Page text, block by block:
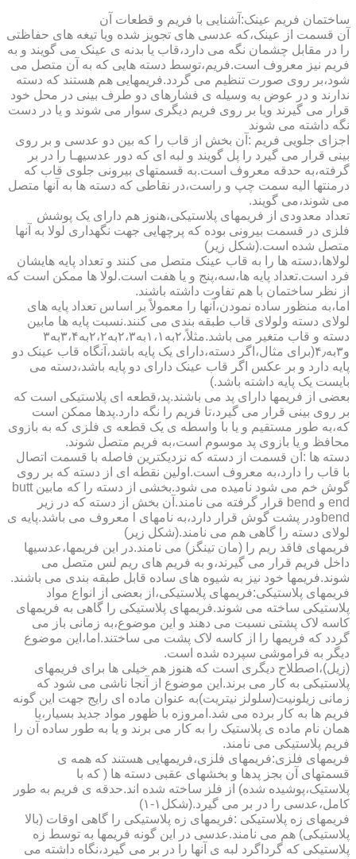
ساختمان فریم عینک:آشنایی با فریم و قطعات آن
آن قسمت از عینک،که عدسی های تجویز شده ویا تیغه های حفاظتی
را در مقابل چشمان نگه می دارد،قاب یا بدنه ی عینک می گویند و به
فریم نیز معروف است.فریم،توسط دسته هایی که به آن متصل می
شود،بر روی صورت تنظیم می گردد.فریمهایی هم هستند که دسته
ندارند و در عوض به وسیله ی فشارهای دو طرف بینی در محل خود
قرار می گیرند ویا بر روی فریم دیگری سوار می شوند و یا در دست
نگه داشته می شوند
اجزای جلویی فریم :آن بخش از قاب را که بین دو عدسی و بر روی
بینی قرار می گیرد را پل گویند و لبه ای که دور عدسیهـا را در بر
گرفته،به حدقه معروف است.به قسمتهای بیرونی جلوی قاب که
درمنتها الیه سمت چپ و راست،در نقاطی که دسته ها به آنها متصل
می شوند،می گویند.
تعداد معدودی از فریمهای پلاستیکی،هنوز هم دارای یک پوشش
فلزی در قسمت بیرونی بوده که پرچهایی جهت نگهداری لولا به آنها
متصل شده است.(شکل زیر)
لولاها،دسته ها را به قاب عینک متصل می کنند و تعداد پایه هایشان
فرد است.تعداد پایه ها،سه،پنج و یا هفت است.لولا ها ممکن است که
از نظر ساختمان با هم تفاوت داشته باشند.
اما،به منظور ساده نمودن،آنها را معمولاً بر اساس تعداد پایه های
لولای دسته ولولای قاب طبقه بندی می کنند.نسبت پایه ها مابین
دسته و قاب متغیر می باشد.مثلاً،۲به۱،۱به۲،۳به۲،۲به۳،۴به۳
و۳به۴٫(برای مثال،اگر دسته،دارای یک پایه باشد،آنگاه قاب عینک دو
پایه دارد و بر عکس اگر قاب عینک دارای دو پایه باشد،دسته می
بایست یک پایه داشته باشد.)
بعضی از فریمها دارای پد می باشند.پد،قطعه ای پلاستیکی است که
بر روی بینی قرار می گیرد،تا فریم را نگه دارد.پدها ممکن است
که،به طور مستقیم و یا با واسطه ی یک قطعه ی فلزی که به بازوی
محافظ و یا بازوی پد موسوم است،به فریم متصل شوند.
دسته ها :آن قسمت از دسته که نزدیکترین فاصله با قسمت اتصال
با قاب را دارد،به معروف است.اولین نقطه ای از دسته که بر روی
گوش خم می شود نامیده می شود.بخشی از دسته را که مابین butt
end و bend قرار گرفته می نامند.آن بخش از دسته که در زیر
bendودر پشت گوش قرار دارد،به نامهای l معروف می باشد.پایه ی
لولای دسته را گاهی هم می نامند.(شکل زیر)
فریمهای فاقد ریم را (مان تینگز) می نامند.در این فریمها،عدسیها
داخل فریم قرار می گیرند،و به فریم های ریم لس متصل می
شوند.فریمها خود نیز به شیوه های ساده قابل طبقه بندی می باشند.
فریمهای پلاستیکی:فریمهای پلاستیکی،از بعضی از انواع مواد
پلاستیکی ساخته می شوند.فریمهای پلاستیکی را گاهی به فریمهای
کاسه لاک پشتی نسبت می دهند و این موضوع،به زمانی باز می
گردد که فریمها را از کاسه لاک پشت می ساختند.اما،این موضوع
دیگر به فراموشی سپرده شده است.
(زیل)،اصطلاح دیگری است که هنوز هم خیلی ها برای فریمهای
پلاستیکی به کار می برند.این موضوع از آنجا ناشی می شود که
زمانی زیلونیت(سلولز نیتریت)به عنوان ماده ای رایج جهت این گونه
فریم ها به کار برده می شد.امروزه با ظهور مواد جدید بسیار،یا
همان نام ماده ی پلاستیک را به کار می برند و یا به طور ساده آن را
فریم پلاستیکی می نامند.
فریمهای فلزی:فریمهای فلزی،فریمهایی هستند که همه ی
قسمتهای آن بجز پدها و بخشهای عقبی دسته ها ( که با
پلاستیک،پوشیده شده) از فلز ساخته شده اند.حدقه ی فریم به طور
کامل،عدسی را در بر می گیرد.(شکل۱-۱)
فریمهای زه پلاستیکی :فریمهای زه پلاستیکی را گاهی اوقات (بالا
پلاستیکی) هم می نامند.عدسی در این گونه فریمها به توسط زه
پلاستیکی که گرداگرد لبه ی آنها را در بر می گیرد،نگاه داشته می